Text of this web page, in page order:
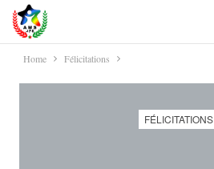
Home Félicitations
FÉLICITATIONS